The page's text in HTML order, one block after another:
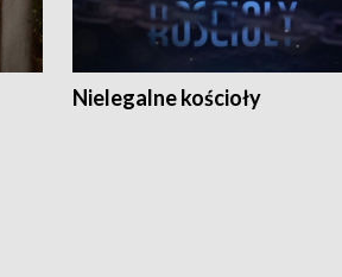
Nielegalne kościoły